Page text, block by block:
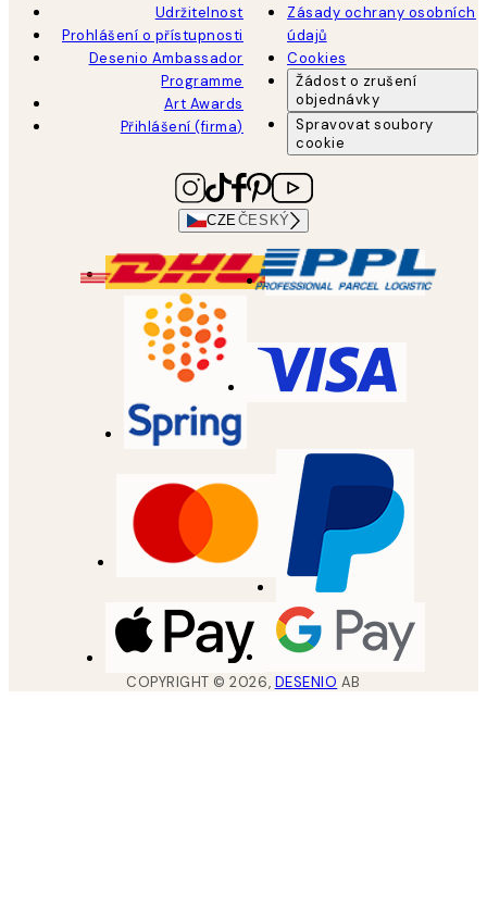
Udržitelnost
Prohlášení o přístupnosti
Desenio Ambassador
Programme
Art Awards
Přihlášení (firma)
Zásady ochrany osobních
údajů
Cookies
Žádost o zrušení
objednávky
Spravovat soubory
cookie
CZEČESKÝ
COPYRIGHT ©2026, DESENIO AB